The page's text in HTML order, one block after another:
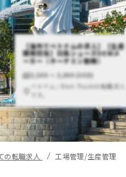
【海外でベトナムの求人】【生産
開発担当】日系シューズOEMメ
ーカー（ホーチミン勤務）
2,500 〜 3,000 (USD)
ベトナム / Binh Thanhの転職求人
です。
の転職求人 工場管理/生産管理/